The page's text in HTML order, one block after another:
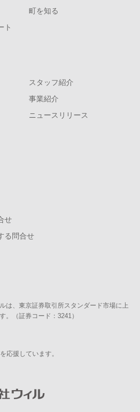
町を知る
ト
スタッフ紹介
事業紹介
ニュースリリース
せ
る問合せ
は、東京証券取引所スタンダード市場に上
。（証券コード：3241）
応援しています。